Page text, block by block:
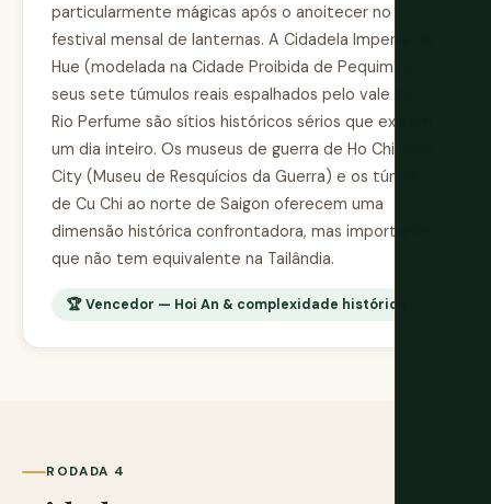
particularmente mágicas após o anoitecer no
festival mensal de lanternas. A Cidadela Imperial de
Hue (modelada na Cidade Proibida de Pequim) e
seus sete túmulos reais espalhados pelo vale do
Rio Perfume são sítios históricos sérios que exigem
um dia inteiro. Os museus de guerra de Ho Chi Minh
City (Museu de Resquícios da Guerra) e os túneis
de Cu Chi ao norte de Saigon oferecem uma
dimensão histórica confrontadora, mas importante,
que não tem equivalente na Tailândia.
🏆 Vencedor — Hoi An & complexidade histórica
RODADA 4